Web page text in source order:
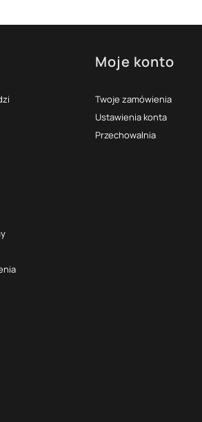
Moje konto
Twoje zamówienia
Ustawienia konta
Przechowalnia